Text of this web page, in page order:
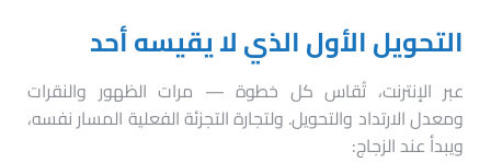
التحويل الأول الذي لا يقيسه أحد
عبر الإنترنت، تُقاس كل خطوة — مرات الظهور والنقرات
ومعدل الارتداد والتحويل. ولتجارة التجزئة الفعلية المسار نفسه،
ويبدأ عند الزجاج: